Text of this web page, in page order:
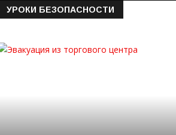
УРОКИ БЕЗОПАСНОСТИ